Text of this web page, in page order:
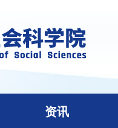
资讯